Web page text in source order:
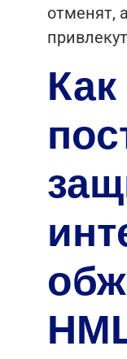
отменят,
Как